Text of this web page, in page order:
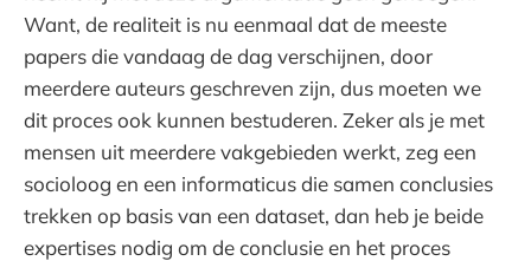
Want, de realiteit is nu eenmaal dat de meeste
papers die vandaag de dag verschijnen, door
meerdere auteurs geschreven zijn, dus moeten we
dit proces ook kunnen bestuderen. Zeker als je met
mensen uit meerdere vakgebieden werkt, zeg een
socioloog en een informaticus die samen conclusies
trekken op basis van een dataset, dan heb je beide
expertises nodig om de conclusie en het proces